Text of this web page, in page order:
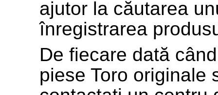
ajutor la căutarea
înregistrarea
De fiecare dată
piese Toro originale